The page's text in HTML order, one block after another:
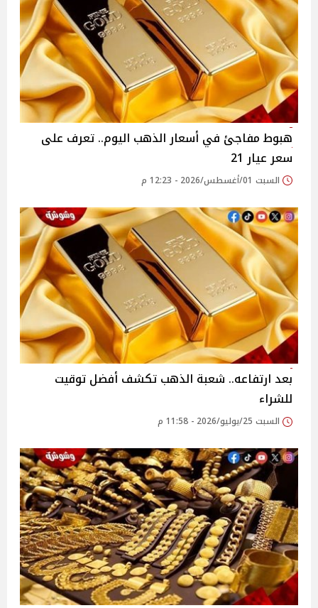
هبوط مفاجئ في أسعار الذهب اليوم.. تعرف على
سعر عيار 21
السبت 01/أغسطس/2026 - 12:23 م
بعد ارتفاعه.. شعبة الذهب تكشف أفضل توقيت
للشراء
السبت 25/يوليو/2026 - 11:58 م